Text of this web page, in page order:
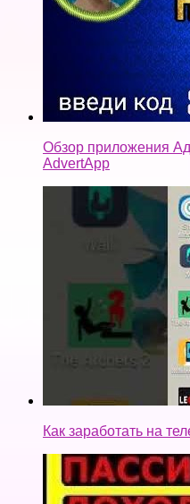
Обзор приложения
AdvertApp
Как заработать на